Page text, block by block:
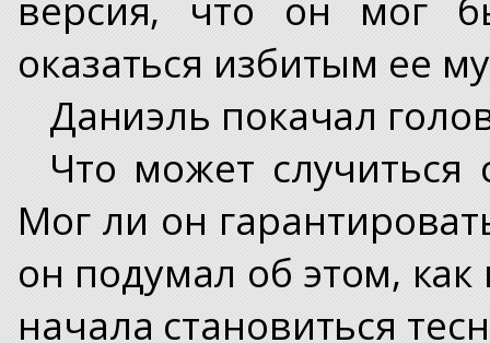
оказаться избитым ее
Даниэль покачал
Что может
Мог ли он
он подумал об этом,
начала становиться